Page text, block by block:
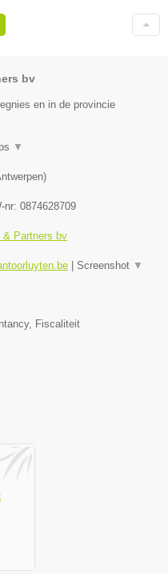
bv
en in de provincie
▼
)
nr: 0874628709
& Partners bv
Screenshot ▼
Fiscaliteit